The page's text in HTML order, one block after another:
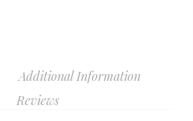
Additional Information
Reviews